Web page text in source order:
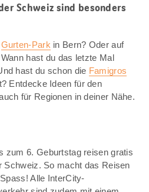
Schweiz sind besonders
Gurten-Park in Bern? Oder auf
hast du das letzte Mal
hast du schon die Famigros
Entdecke Ideen für den
für Regionen in deiner Nähe.
zum 6. Geburtstag reisen gratis
Schweiz. So macht das Reisen
Alle InterCity-